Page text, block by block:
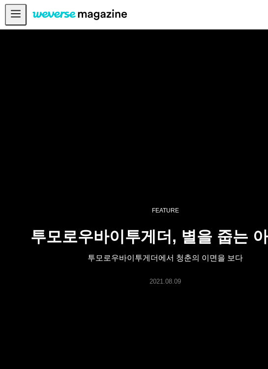
공지사항
FEATURE
투모로우바이투게더, 별을 줍는
투모로우바이투게더에서 청춘의 이면을 보다
2021.08.09